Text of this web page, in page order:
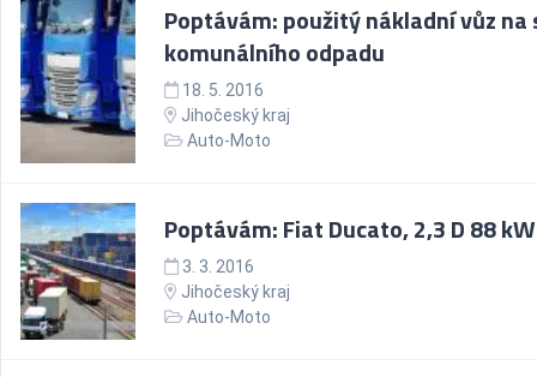
Poptávám: použitý nákladní vůz na
komunálního odpadu
18. 5. 2016
Jihočeský kraj
Auto-Moto
Poptávám: Fiat Ducato, 2,3 D 88 kW
3. 3. 2016
Jihočeský kraj
Auto-Moto